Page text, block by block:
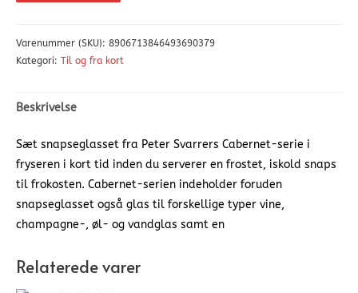
Varenummer (SKU): 8906713846493690379
Kategori: Til og fra kort
Beskrivelse
Sæt snapseglasset fra Peter Svarrers Cabernet-serie i
fryseren i kort tid inden du serverer en frostet, iskold snaps
til frokosten. Cabernet-serien indeholder foruden
snapseglasset også glas til forskellige typer vine,
champagne-, øl- og vandglas samt en
Relaterede varer